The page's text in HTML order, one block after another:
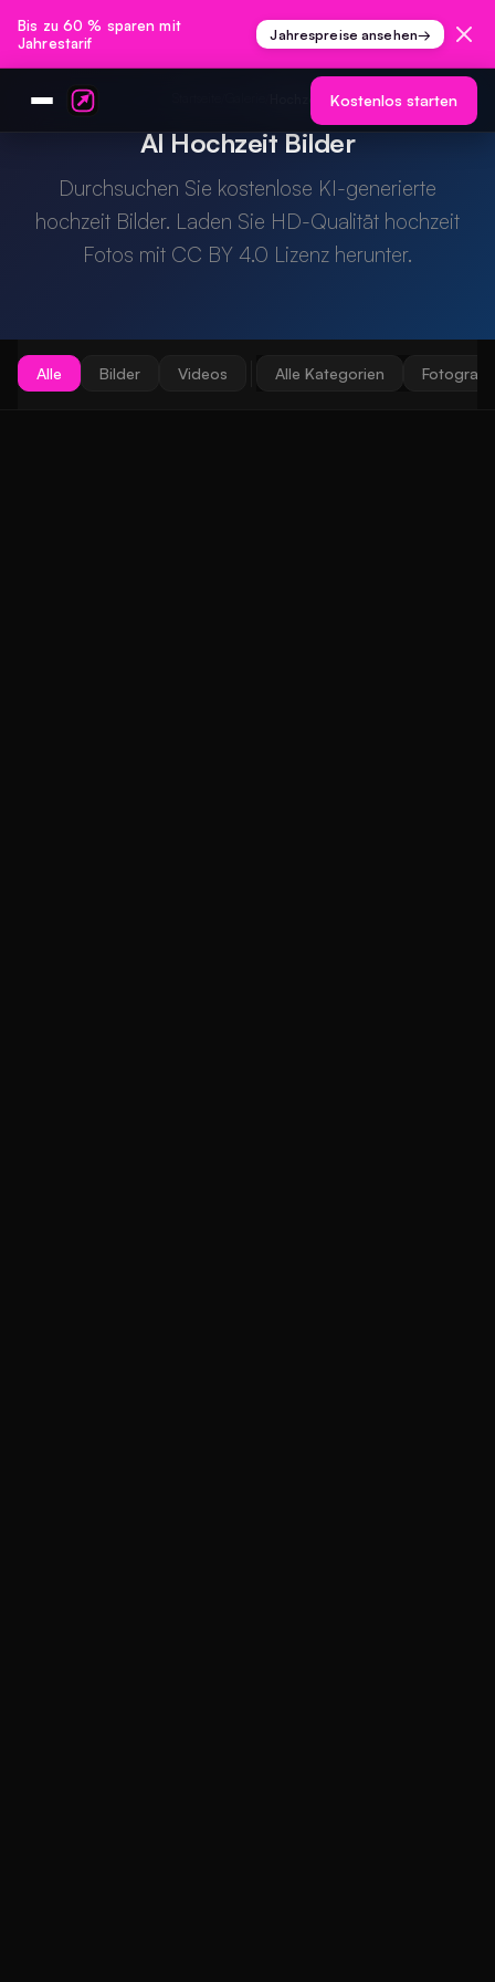
Bis zu 60 % sparen mit
Jahrestarif
Jahrespreise ansehen→
Kostenlos starten
AI Hochzeit Bilder
Durchsuchen Sie kostenlose KI-generierte
hochzeit Bilder. Laden Sie HD-Qualität hochzeit
Fotos mit CC BY 4.0 Lizenz herunter.
Alle Bilder Videos Alle Kategorien Fotografie